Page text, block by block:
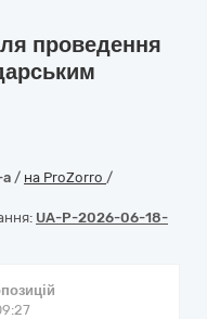
проведення
/ на ProZorro /
UA-P-2026-06-18-